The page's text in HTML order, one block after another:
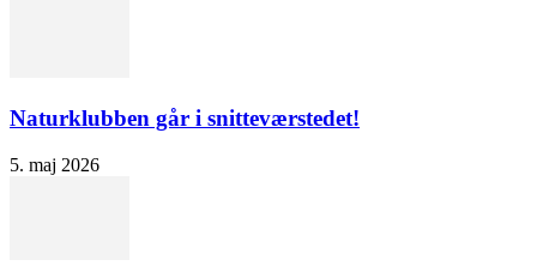
Naturklubben går i snitteværstedet!
5. maj 2026